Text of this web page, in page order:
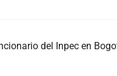
del Inpec en